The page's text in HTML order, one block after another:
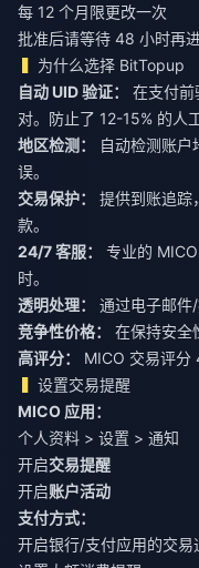
每 12 个月限更改一次
批准后请等待 48 小时再进
为什么选择 BitTopup
自动 UID 验证：
在支付前
对。防止了 12-15% 的人
地区检测：
自动检测账户
误。
交易保护：
提供到账追踪
款。
24/7 客服：
专业的
时。
透明处理：
通过电子邮件
竞争性价格：
在保持安全
高评分：
MICO 交易评分
设置交易提醒
MICO 应用：
个人资料 > 设置 > 通知
开启交易提醒
开启账户活动
支付方式：
开启银行/支付应用的交易